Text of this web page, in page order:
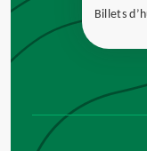
Billets